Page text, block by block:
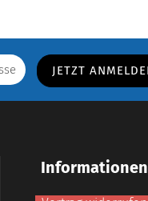
Informationen